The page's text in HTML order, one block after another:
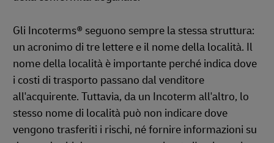
Gli Incoterms® seguono sempre la stessa struttura:
un acronimo di tre lettere e il nome della località. Il
nome della località è importante perché indica dove
i costi di trasporto passano dal venditore
all'acquirente. Tuttavia, da un Incoterm all'altro, lo
stesso nome di località può non indicare dove
vengono trasferiti i rischi, né fornire informazioni su